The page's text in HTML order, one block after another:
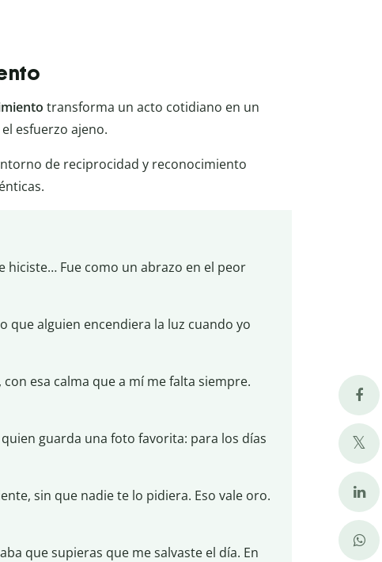
transforma un acto cotidiano en un
esfuerzo ajeno.
de reciprocidad y reconocimiento
hiciste… Fue como un abrazo en el peor
que alguien encendiera la luz cuando yo
esa calma que a mí me falta siempre.
guarda una foto favorita: para los días
sin que nadie te lo pidiera. Eso vale oro.
que supieras que me salvaste el día. En